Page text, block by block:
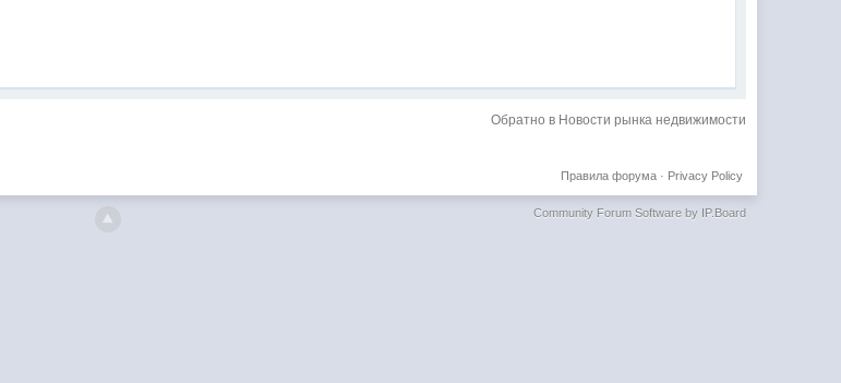
Обратно в Новости рынка недвижимости
Privacy Policy
Правила форума·
Community Forum Software by IP.Board